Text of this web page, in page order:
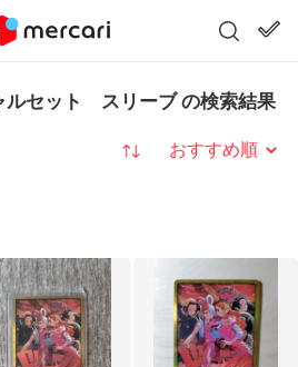
セット スリーブ の検索結果
並び替え